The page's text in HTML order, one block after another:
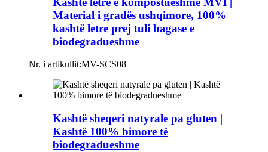
Material i gradës ushqimore, 100%
kashtë letre prej tuli bagase e
biodegradueshme
Nr. i artikullit:MV-SCS08
Kashtë sheqeri natyrale pa gluten |
Kashtë 100% bimore të
biodegradueshme